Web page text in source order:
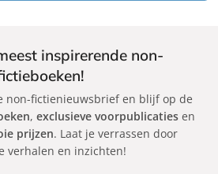
inspirerende non-
non-fictienieuwsbrief en blijf op de
,exclusieve voorpublicaties en
prijzen. Laat je verrassen door
verhalen en inzichten!